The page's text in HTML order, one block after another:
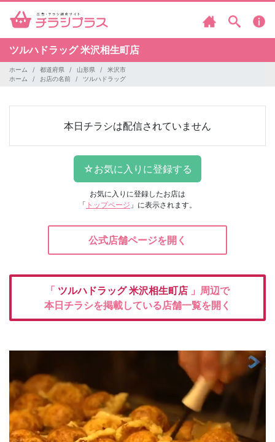
ツルハドラッグ米沢相生町店
ホーム 都道府県 山形県
米沢市
ホーム
お店の名前 ツルハドラッグ
本日チラシは配信されていません
お気に入りに登録したお店は
「 トップページ 」に表示されます。
公式店舗ページを開く
「 ツルハドラッグ米沢相生町店 」周辺で
本日チラシを掲載している店舗一覧を開く